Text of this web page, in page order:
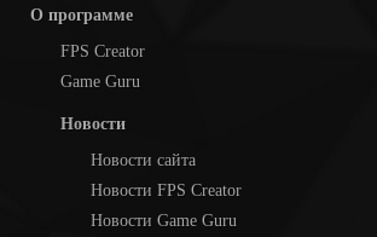
О программе
FPS Creator
Game Guru
Новости
Новости сайта
Новости FPS Creator
Новости Game Guru